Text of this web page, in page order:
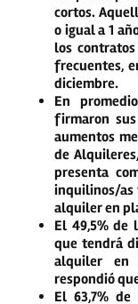
cortos.
o igual a 1
los
frecuentes,
diciembre.
En
firmaron
aumentos
de
presenta
inquilinos/as
alquiler en
El 49,5% de
que tendrá
alquiler en
respondió
El 63,7%de